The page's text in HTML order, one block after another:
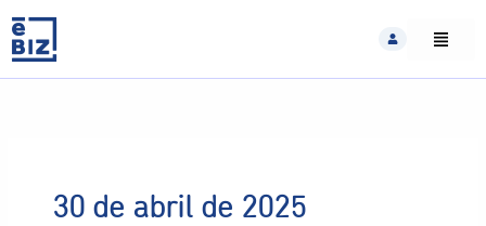
content
30 de abril de 2025